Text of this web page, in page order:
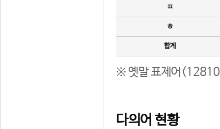
ㅍ
ㅎ
합계
※ 옛말 표제어(12810
다의어 현황